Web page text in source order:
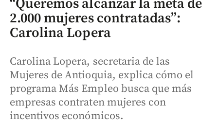
“Queremos alcanzar la meta de
2.000 mujeres contratadas”:
Carolina Lopera
Carolina Lopera, secretaria de las
Mujeres de Antioquia, explica cómo el
programa Más Empleo busca que más
empresas contraten mujeres con
incentivos económicos.